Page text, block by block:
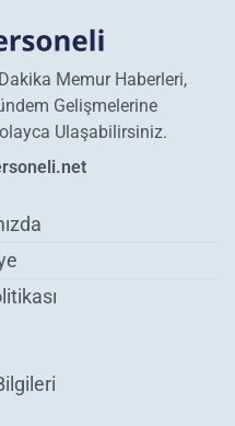
Memur Haberleri,
Gelişmelerine
Ulaşabilirsiniz.